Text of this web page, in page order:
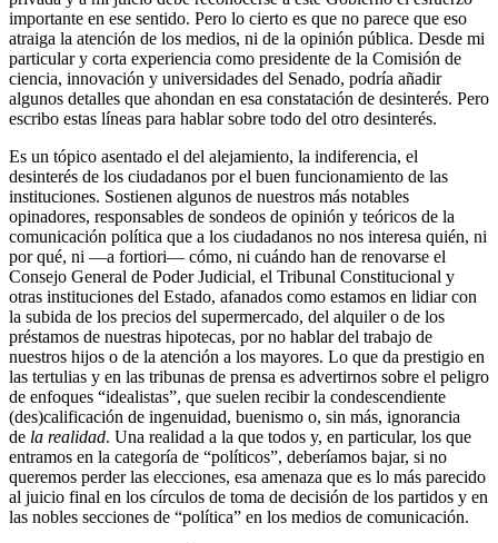
importante en ese sentido. Pero lo cierto es que no parece que eso
atraiga la atención de los medios, ni de la opinión pública. Desde mi
particular y corta experiencia como presidente de la Comisión de
ciencia, innovación y universidades del Senado, podría añadir
algunos detalles que ahondan en esa constatación de desinterés. Pero
escribo estas líneas para hablar sobre todo del otro desinterés.
Es un tópico asentado el del alejamiento, la indiferencia, el
desinterés de los ciudadanos por el buen funcionamiento de las
instituciones. Sostienen algunos de nuestros más notables
opinadores, responsables de sondeos de opinión y teóricos de la
comunicación política que a los ciudadanos no nos interesa quién, ni
por qué, ni —a fortiori— cómo, ni cuándo han de renovarse el
Consejo General de Poder Judicial, el Tribunal Constitucional y
otras instituciones del Estado, afanados como estamos en lidiar con
la subida de los precios del supermercado, del alquiler o de los
préstamos de nuestras hipotecas, por no hablar del trabajo de
nuestros hijos o de la atención a los mayores. Lo que da prestigio en
las tertulias y en las tribunas de prensa es advertirnos sobre el peligro
de enfoques “idealistas”, que suelen recibir la condescendiente
(des)calificación de ingenuidad, buenismo o, sin más, ignorancia
de la realidad. Una realidad a la que todos y, en particular, los que
entramos en la categoría de “políticos”, deberíamos bajar, si no
queremos perder las elecciones, esa amenaza que es lo más parecido
al juicio final en los círculos de toma de decisión de los partidos y en
las nobles secciones de “política” en los medios de comunicación.